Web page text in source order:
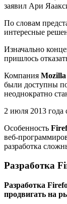
заявил Ари
По словам
интересные
Изначально
пришлось
Компания Mozilla
были доступны
неоднократно
2 июля 2013 года
Особенность
веб-
разработка
Разработка
Разработка
продвигать на